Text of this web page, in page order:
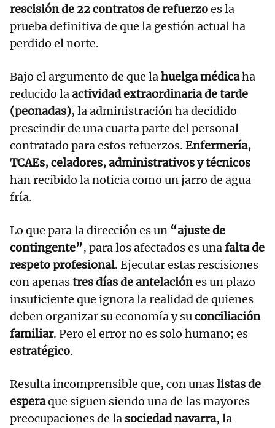
rescisión de 22 contratos de refuerzoes la
prueba definitiva de que la gestión actual ha
perdido el norte.
Bajo el argumento de que lahuelga médicaha
reducido laactividad extraordinaria de tarde
(peonadas), la administración ha decidido
prescindir de una cuarta parte del personal
contratado para estos refuerzos. Enfermería,
TCAEs, celadores, administrativos y técnicos
han recibido la noticia como un jarro de agua
fría.
Lo que para la dirección es un “ajuste de
contingente”, para los afectados es unafalta de
respeto profesional. Ejecutar estas rescisiones
con apenastres días de antelaciónes un plazo
insuficiente que ignora la realidad de quienes
deben organizar su economía y suconciliación
familiar. Pero el error no es solo humano; es
estratégico.
Resulta incomprensible que, con unaslistas de
esperaque siguen siendo una de las mayores
preocupaciones de la sociedad navarra, la